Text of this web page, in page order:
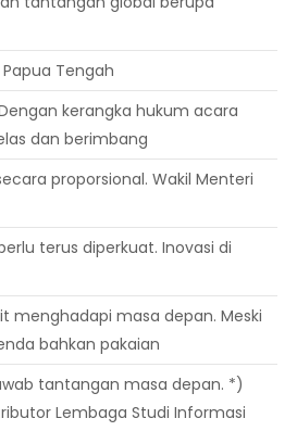
Tengah
kerangka hukum acara
dan berimbang
proporsional. Wakil Menteri
terus diperkuat. Inovasi di
masa depan. Meski
bahkan pakaian
tantangan masa depan. *)
Lembaga Studi Informasi